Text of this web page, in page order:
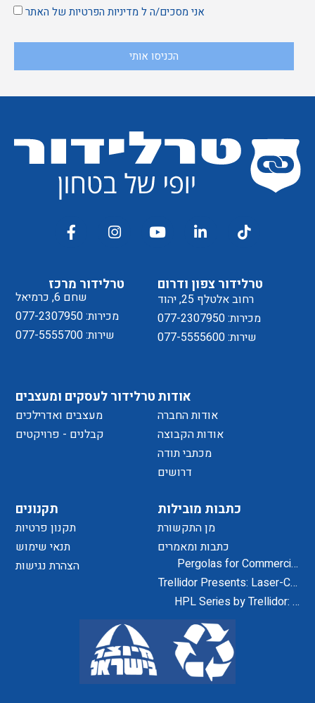
אני מסכים/ה ל מדיניות הפרטיות של האתר
הכניסו אותי
טרלידור מרכז
שחם 6, כרמיאל
מכירות: 077-2307950
שירות: 077-5555700
תקנונים
תקנון פרטיות
תנאי שימוש
הצהרת נגישות
כתבות מובילות
מן התקשורת
כתבות ומאמרים
Pergolas for Commercial
Centers and Residential
Projects
Trellidor Presents: Laser-Cut
Designs for Home Exteriors
and Interiors
HPL Series by Trellidor: A
טרלידור צפון ודרום
רחוב אלטלף 25, יהוד
מכירות: 077-2307950
שירות: 077-5555600
אודות
אודות החברה
אודות הקבוצה
מכתבי תודה
דרושים
טרלידור לעסקים ומעצבים
מעצבים ואדרילכים
קבלנים - פרויקטים